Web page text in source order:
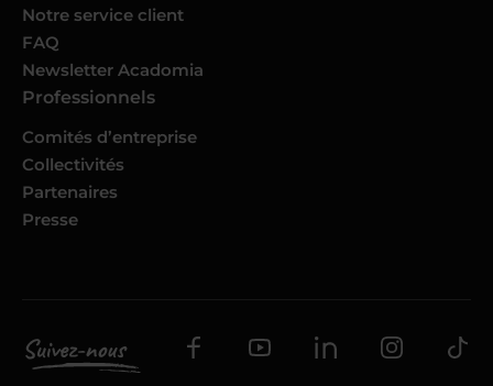
Notre service client
FAQ
Newsletter Acadomia
Professionnels
Comités d’entreprise
Collectivités
Partenaires
Presse